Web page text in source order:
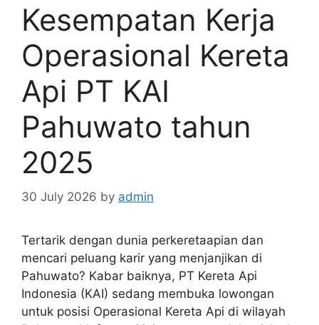
Kesempatan Kerja
Operasional Kereta
Api PT KAI
Pahuwato tahun
2025
30 July 2026 by admin
Tertarik dengan dunia perkeretaapian dan
mencari peluang karir yang menjanjikan di
Pahuwato? Kabar baiknya, PT Kereta Api
Indonesia (KAI) sedang membuka lowongan
untuk posisi Operasional Kereta Api di wilayah